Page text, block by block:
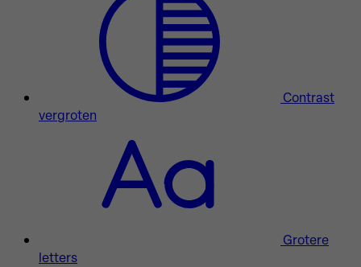
Contrast
vergroten
Grotere
letters